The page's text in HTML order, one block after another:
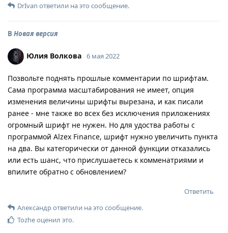
DrIvan ответили на это сообщение.
В Новая версия
Юлия Волкова 6 мая 2022
Позвольте поднять прошлые комментарии по шрифтам.
Сама программа масштабирования не имеет, опция
изменения величины шрифты вырезана, и как писали
ранее - мне также во всех без исключения приложениях
огромный шрифт не нужен. Но для удоства работы с
программой Alzex Finance, шрифт нужно увеличить пункта
на два. Вы категорически от данной функции отказались
или есть шанс, что прислушаетесь к комменатриями и
впилите обратно с обновлением?
Ответить
Александрответили на это сообщение.
Tozheоценил это.